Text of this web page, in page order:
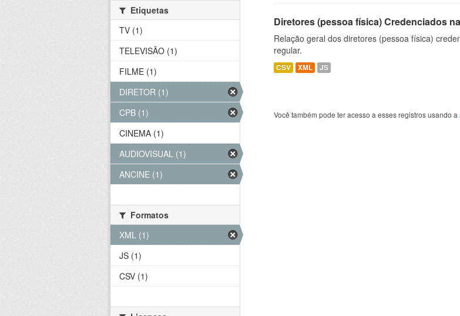
Diretores (pessoa física) Credenciados
Relação geral dos diretores (pessoa física)
regular.
CSV XML JS
Você também pode ter acesso a esses registros usando a
Etiquetas
TV (1)
TELEVISÃO (1)
FILME (1)
DIRETOR (1)
CPB (1)
CINEMA (1)
AUDIOVISUAL (1)
ANCINE (1)
Formatos
XML (1)
JS (1)
CSV (1)